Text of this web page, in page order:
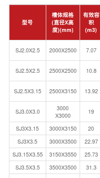
型号
槽体规格
(直径X高
度)(mm)
有效容
积
(m3)
SJ2.0X2.5 2000X2500 7.07
SJ2.5X2.5 2500X2500 10.8
SJ2.5X3.15 2500X3150 13.92
SJ3.0X3.0
3000
X3000
19
SJ3X3.15 3000X3150
20
SJ3X3.5
3000X3500
22.97
SJ3.15X3.55
3150X3550 25.73
SJ3.5X3.5
3500X3500
31.3